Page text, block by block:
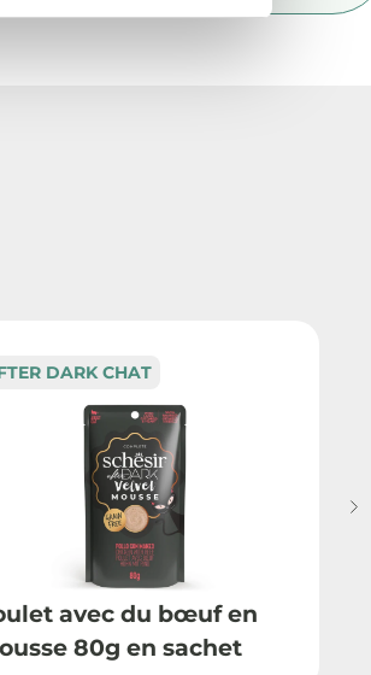
DARK CHAT
avec du bœuf en
80g en sachet